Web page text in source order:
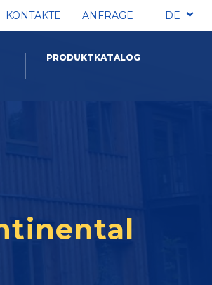
KONTAKTE ANFRAGE DE
PRODUKTKATALOG